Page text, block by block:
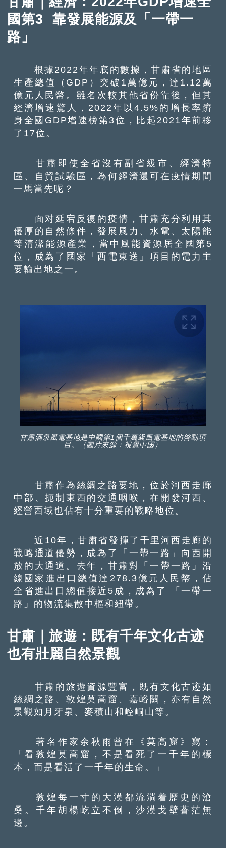
國第3 靠發展能源及「一帶一
路」
根據2022年年底的數據，甘肅省的地區
生產總值（GDP）突破1萬億元，達1.12萬
億元人民幣。雖名次較其他省份靠後，但其
經濟增速驚人，2022年以4.5%的增長率躋
身全國GDP增速榜第3位，比起2021年前移
了17位。
甘肅即使全省沒有副省級市、經濟特
區、自貿試驗區，為何經濟還可在疫情期間
一馬當先呢？
面对延宕反復的疫情，甘肅充分利用其
優厚的自然條件，發展風力、水電、太陽能
等清潔能源產業，當中風能資源居全國第5
位，成為了國家「西電東送」項目的電力主
要輸出地之一。
甘肅酒泉風電基地是中國第1個千萬級風電基地的啓動項
目。（圖片來源：視覺中國）
甘肅作為絲綢之路要地，位於河西走廊
中部、扼制東西的交通咽喉，在開發河西、
經營西域也佔有十分重要的戰略地位。
近10年，甘肅省發揮了千里河西走廊的
戰略通道優勢，成為了「一帶一路」向西開
放的大通道。去年，甘肅對「一帶一路」沿
線國家進出口總值達278.3億元人民幣，佔
全省進出口總值接近5成，成為了 「一帶一
路」的物流集散中樞和紐帶。
甘肅｜旅遊：既有千年文化古迹
也有壯麗自然景觀
甘肅的旅遊資源豐富，既有文化古迹如
絲綢之路、敦煌莫高窟、嘉峪關，亦有自然
景觀如月牙泉、麥積山和崆峒山等。
著名作家余秋雨曾在《莫高窟》寫：
「看敦煌莫高窟，不是看死了一千年的標
本，而是看活了一千年的生命。」
敦煌每一寸的大漠都流淌着歷史的滄
桑。千年胡楊屹立不倒，沙漠戈壁蒼茫無
邊。